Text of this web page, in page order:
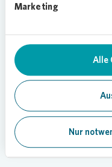
Marketing
Alle
Nur